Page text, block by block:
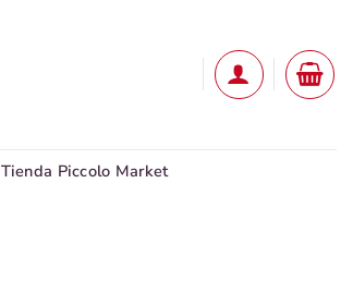
Tienda Piccolo Market